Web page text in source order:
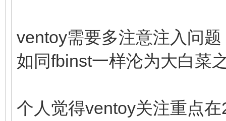
ventoy需要多注意注入问
如同fbinst一样沦为大白菜
个人觉得ventoy关注重点